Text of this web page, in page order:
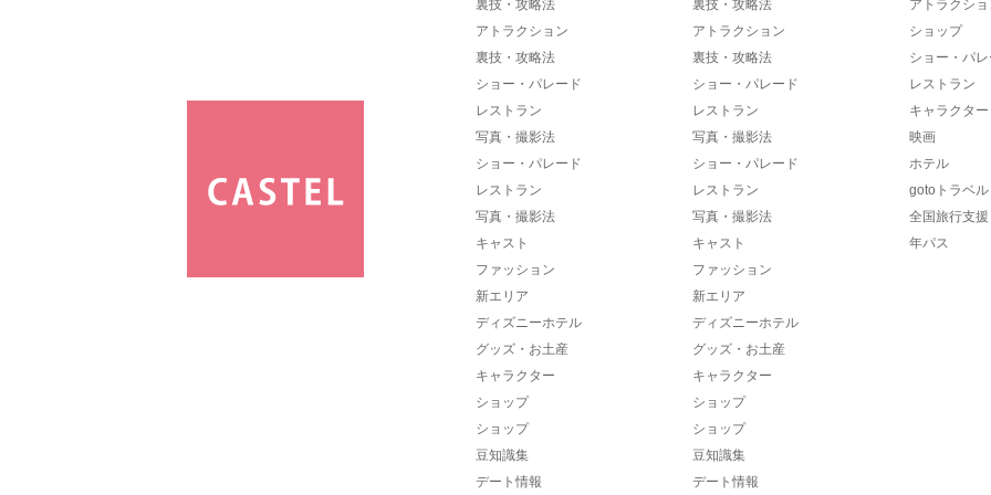
裏技・攻略法
アトラクション
裏技・攻略法
ショー・パレード
レストラン
写真・撮影法
ショー・パレード
レストラン
写真・撮影法
キャスト
ファッション
新エリア
ディズニーホテル
グッズ・お土産
キャラクター
ショップ
ショップ
豆知識集
デート情報
裏技・攻略法
アトラクション
裏技・攻略法
ショー・パレード
レストラン
写真・撮影法
ショー・パレード
レストラン
写真・撮影法
キャスト
ファッション
新エリア
ディズニーホテル
グッズ・お土産
キャラクター
ショップ
ショップ
豆知識集
デート情報
アトラクシ
ショップ
ショー・パ
レストラン
キャラクター
映画
ホテル
gotoトラベル
全国旅行支援
年パス